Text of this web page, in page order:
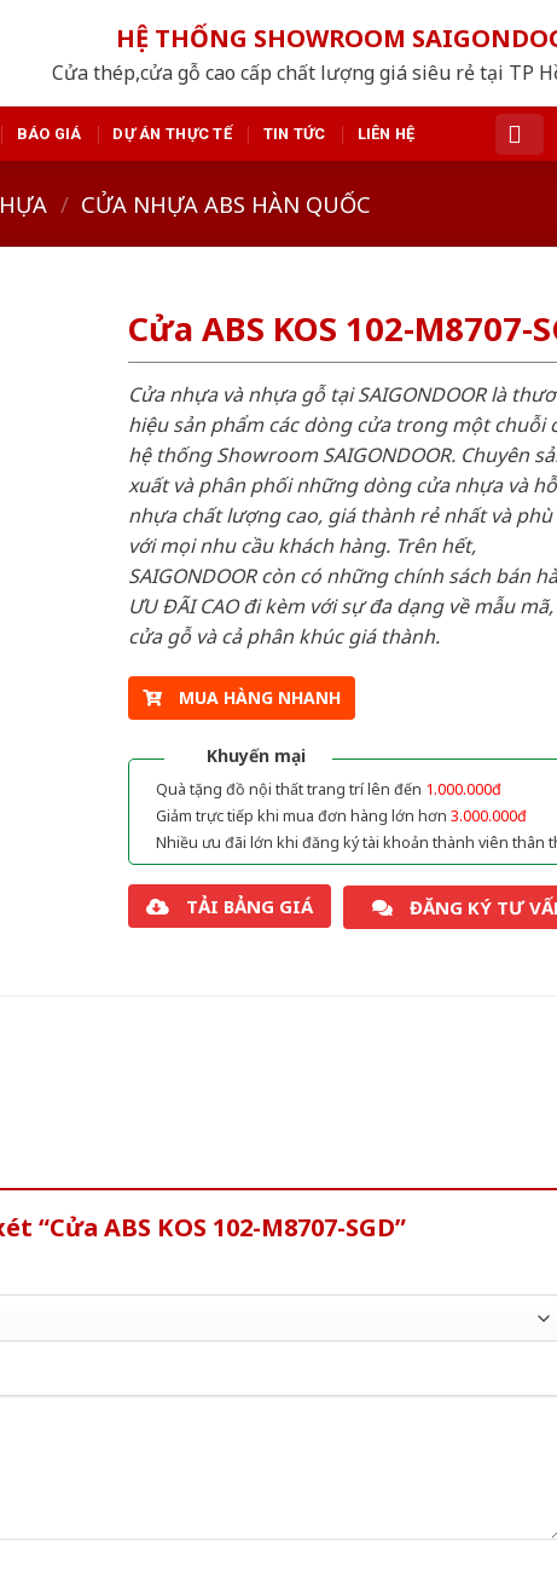
HỆ THỐNG SHOWROOM
Cửa thép,cửa gỗ cao cấp chất lượng giá siêu rẻ tại TP
BÁO GIÁ DỰ ÁN THỰC TẾ TIN TỨC LIÊN HỆ
/ CỬA NHỰA ABS HÀN QUỐC
Cửa ABS KOS 102-M8707-
Cửa nhựa và nhựa gỗ tại SAIGONDOOR là
hiệu sản phẩm các dòng cửa trong một chuỗi
hệ thống Showroom SAIGONDOOR. Chuyên
xuất và phân phối những dòng cửa nhựa và
nhựa chất lượng cao, giá thành rẻ nhất và
với mọi nhu cầu khách hàng. Trên hết,
SAIGONDOOR còn có những chính sách bán
ƯU ĐÃI CAO đi kèm với sự đa dạng về mẫu
cửa gỗ và cả phân khúc giá thành.
MUA HÀNG NHANH
Khuyến mại
Quà tặng đồ nội thất trang trí lên đến 1.000.000đ
Giảm trực tiếp khi mua đơn hàng lớn hơn 3.000.000đ
Nhiều ưu đãi lớn khi đăng ký tài khoản thành viên thân
TẢI BẢNG GIÁ ĐĂNG KÝ TƯ
ABS KOS 102-M8707-SGD”